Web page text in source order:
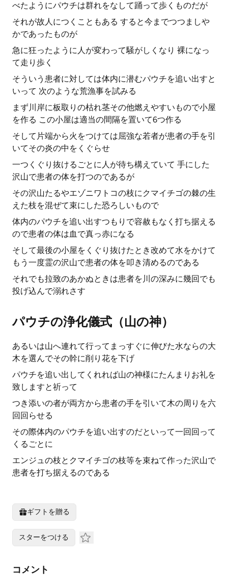
べたようにパウチは群れをなして踊って歩くものだが
それが故人につくこともある すると今までつつましや
かであったものが
急に狂ったように人が変わって騒がしくなり 裸になっ
て走り歩く
そういう患者に対しては体内に潜むパウチを追い出すと
いって 次のような荒漁事を試みる
まず川岸に板取りの枯れ茎その他燃えやすいもので小屋
を作る この小屋は適当の間隔を置いて6つ作る
そして片端から火をつけては屈強な若者が患者の手を引
いてその炎の中をくぐらせ
一つくぐり抜けるごとに人が待ち構えていて 手にした
沢山で患者の体を打つのであるが
その沢山たるやエゾニワトコの枝にクマイチゴの棘の生
えた枝を混ぜて束にした恐ろしいもので
体内のパウチを追い出すつもりで容赦もなく打ち据える
ので患者の体は血で真っ赤になる
そして最後の小屋をくぐり抜けたとき改めて水をかけて
もう一度霊の沢山で患者の体を叩き清めるのである
それでも拉致のあかぬときは患者を川の深みに幾回でも
投げ込んで溺れさす
パウチの浄化儀式（山の神）
あるいは山へ連れて行ってまっすぐに伸びた水ならの大
木を選んでその幹に削り花を下げ
パウチを追い出してくれれば山の神様にたんまりお礼を
致しますと祈って
つき添いの者が両方から患者の手を引いて木の周りを六
回回らせる
その際体内のパウチを追い出すのだといって一回回って
くるごとに
エンジュの枝とクマイチゴの枝等を束ねて作った沢山で
患者を打ち据えるのである
ギフトを贈る
スターをつける
コメント